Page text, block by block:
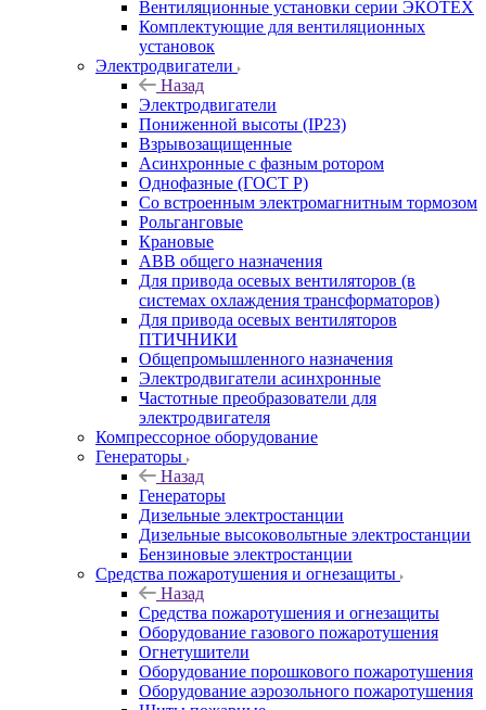
Вентиляционные установки серии ЭКОТЕХ
Комплектующие для вентиляционных
установок
Электродвигатели
Назад
Электродвигатели
Пониженной высоты (IP23)
Взрывозащищенные
Асинхронные с фазным ротором
Однофазные (ГОСТ Р)
Со встроенным электромагнитным тормозом
Рольганговые
Крановые
АВВ общего назначения
Для привода осевых вентиляторов (в
системах охлаждения трансформаторов)
Для привода осевых вентиляторов
ПТИЧНИКИ
Общепромышленного назначения
Электродвигатели асинхронные
Частотные преобразователи для
электродвигателя
Компрессорное оборудование
Генераторы
Назад
Генераторы
Дизельные электростанции
Дизельные высоковольтные электростанции
Бензиновые электростанции
Средства пожаротушения и огнезащиты
Назад
Средства пожаротушения и огнезащиты
Оборудование газового пожаротушения
Огнетушители
Оборудование порошкового пожаротушения
Оборудование аэрозольного пожаротушения